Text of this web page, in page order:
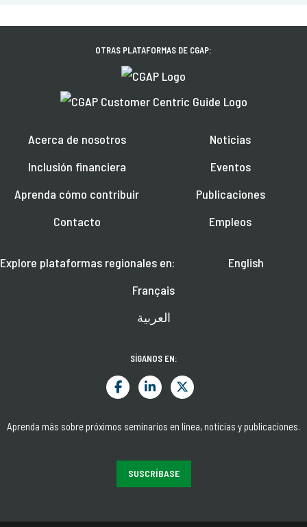
OTRAS PLATAFORMAS DE CGAP:
Acerca de nosotros
Inclusión financiera
Aprenda cómo contribuir
Contacto
Noticias
Eventos
Publicaciones
Empleos
Explore plataformas regionales en:
English
Français
العربية
SÍGANOS EN:
Aprenda más sobre próximos seminarios en línea, noticias y publicaciones.
SUSCRÍBASE